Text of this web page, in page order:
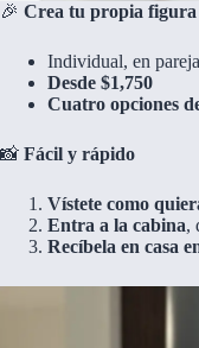
🎉 Crea tu propia figura
Individual, en
Desde $1,750
Cuatro opciones
📸 Fácil y rápido
Vístete como
Entra a la cabina,
Recíbela en casa